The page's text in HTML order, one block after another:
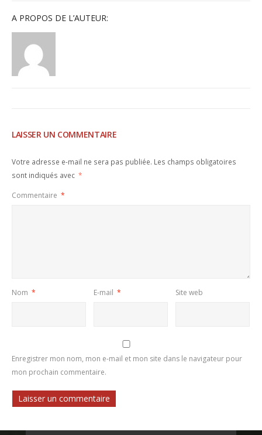
A PROPOS DE L’AUTEUR:
LAISSER UN COMMENTAIRE
Votre adresse e-mail ne sera pas publiée. Les champs obligatoires
sont indiqués avec *
Commentaire *
Nom * E-mail * Site web
Enregistrer mon nom, mon e-mail et mon site dans le navigateur pour
mon prochain commentaire.